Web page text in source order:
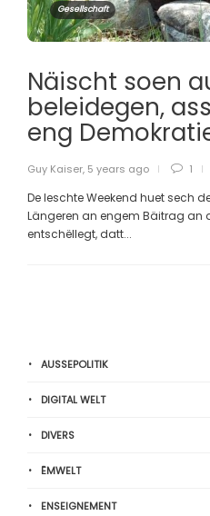
Gesellschaft
Näischt soen
beleidegen,
eng
Guy Kaiser, 5 years ago 1
De leschte Weekend huet sech
Längeren an engem Bäitrag an
entschëllegt, datt...
AUSSEPOLITIK
DIGITAL WELT
DIVERS
ËMWELT
ENSEIGNEMENT